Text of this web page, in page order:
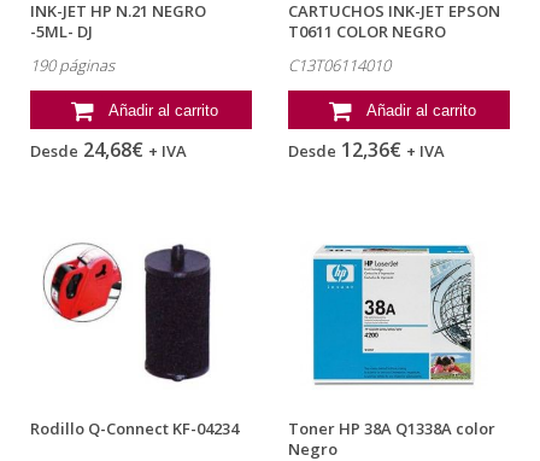
INK-JET HP N.21 NEGRO
-5ML- DJ
1410
190 páginas
Añadir al carrito
Desde 24,68€ + IVA
CARTUCHOS INK-JET EPSON
T0611 COLOR NEGRO
C13T06114010
Añadir al carrito
Desde 12,36€ + IVA
Rodillo Q-Connect KF-04234
Toner HP 38A Q1338A color
Negro